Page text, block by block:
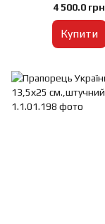
4 500.0 грн
Купити